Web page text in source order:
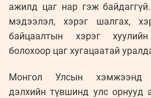
ажилд цаг нар гэж
мэдээлэл, хэрэг шалгах,
байцаалтын хэрэг
болохоор цаг хугацаатай
Монгол Улсын хэмжээнд
дэлхийн түвшинд улс орнууд